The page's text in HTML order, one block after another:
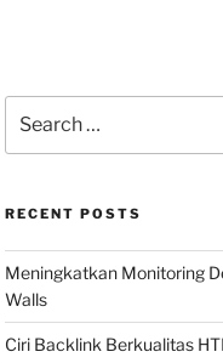
for:
RECENT POSTS
Meningkatkan Monitoring
Walls
Ciri Backlink Berkualitas